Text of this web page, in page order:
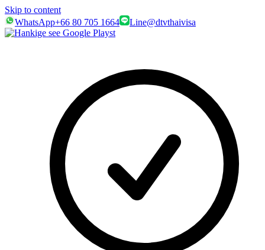
Skip to content
WhatsApp+66 80 705 1664 Line@dtvthaivisa